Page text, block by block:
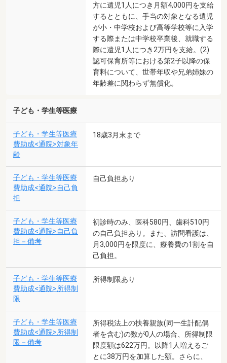
方に遺児1人につき月額4,000円を支給
するとともに、手当の対象となる遺児
が小・中学校および高等学校等に入学
する際または中学校卒業後、就職する
際に遺児1人につき2万円を支給。(2)
認可保育所等における第2子以降の保
育料について、世帯年収や兄弟姉妹の
年齢差に関わらず無償化。
子ども・学生等医療
子ども・学生等医療
費助成<通院>対象年
齢
18歳3月末まで
子ども・学生等医療
費助成<通院>自己負
担
自己負担あり
子ども・学生等医療
費助成<通院>自己負
担－備考
初診時のみ、医科580円、歯科510円
の自己負担あり。また、訪問看護は、
月3,000円を限度に、療養費の1割を自
己負担。
子ども・学生等医療
費助成<通院>所得制
限
所得制限あり
子ども・学生等医療
費助成<通院>所得制
限－備考
所得税法上の扶養親族(同一生計配偶
者を含む)の数が0人の場合、所得制限
限度額は622万円。以降1人増えるご
とに38万円を加算した額。さらに、